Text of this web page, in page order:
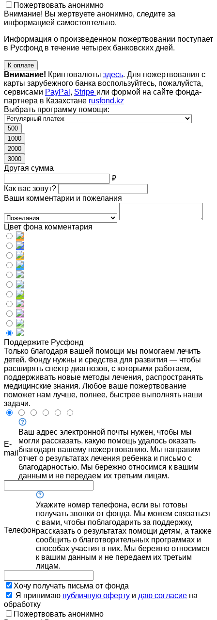
Пожертвовать анонимно
Внимание! Вы жертвуете анонимно, следите за
информацией самостоятельно.
Информация о произведенном пожертвовании поступает
в Русфонд в течение четырех банковских дней.
К оплате
Внимание! Криптовалюты здесь. Для пожертвования с
карты зарубежного банка воспользуйтесь, пожалуйста,
сервисами PayPal , Stripe или формой на сайте фонда-
партнера в Казахстане rusfond.kz
Выбрать программу помощи:
500
1000
2000
3000
Другая сумма
₽
Как вас зовут?
Ваши комментарии и пожелания
Цвет фона комментария
Поддержите Русфонд
Только благодаря вашей помощи мы помогаем лечить
детей. Фонду нужны и средства для развития — чтобы
расширять спектр диагнозов, с которыми работаем,
поддерживать новые методы лечения, распространять
медицинские знания. Любое ваше пожертвование
поможет нам лучше, полнее, быстрее выполнять наши
задачи.
E-
mail
Ваш адрес электронной почты нужен, чтобы мы
могли рассказать, какую помощь удалось оказать
благодаря вашему пожертвованию. Мы направим
отчет о результатах лечения ребенка и письмо с
благодарностью. Мы бережно относимся к вашим
данным и не передаем их третьим лицам.
Телефон
Укажите номер телефона, если вы готовы
получать звонки от фонда. Мы можем связаться
с вами, чтобы поблагодарить за поддержку,
рассказать о результатах помощи детям, а также
сообщить о благотворительных программах и
способах участия в них. Мы бережно относимся
к вашим данным и не передаем их третьим
лицам.
Хочу получать письма от фонда
Я принимаю публичную оферту и даю согласие на
обработку
Пожертвовать анонимно